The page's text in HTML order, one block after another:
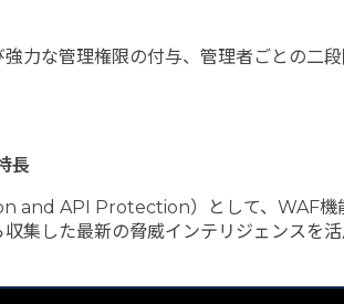
力な管理権限の付与、管理者ごとの二
長
API Protection）として、WAF機
集した最新の脅威インテリジェンスを